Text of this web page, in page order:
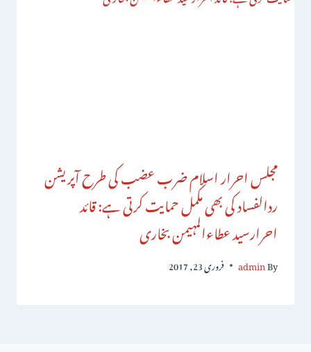
مجلس احرار اسلام ضرب عضب کی طرح آپریشن
ردالفساد کی بھی مکمل حمایت کرتی ہے: قائد
احرارسید عطاءالمہیمن بخاری
By
admin فروری 23, 2017